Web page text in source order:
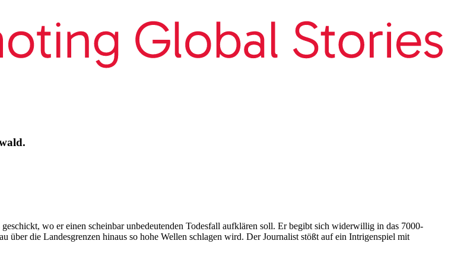
wo er einen scheinbar unbedeutenden Todesfall aufklären soll. Er begibt sich widerwillig in das 7000-
über die Landesgrenzen hinaus so hohe Wellen schlagen wird. Der Journalist stößt auf ein Intrigenspiel mit